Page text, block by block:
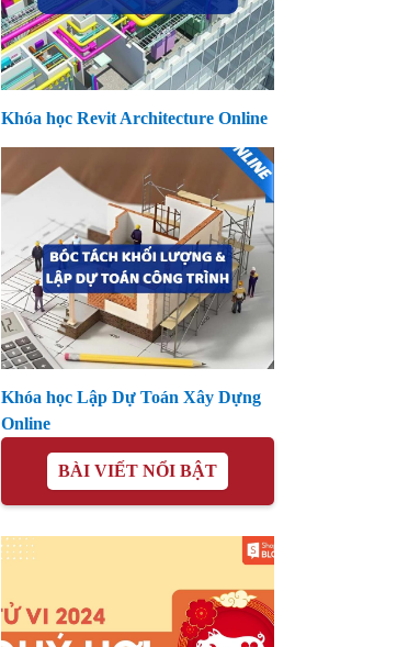
Khóa học Revit Architecture Online
Khóa học Lập Dự Toán Xây Dựng
Online
BÀI VIẾT NỔI BẬT